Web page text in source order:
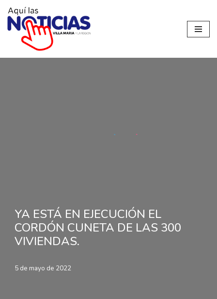
contenido
YA ESTÁ EN EJECUCIÓN EL
CORDÓN CUNETA DE LAS 300
VIVIENDAS.
5 de mayo de 2022